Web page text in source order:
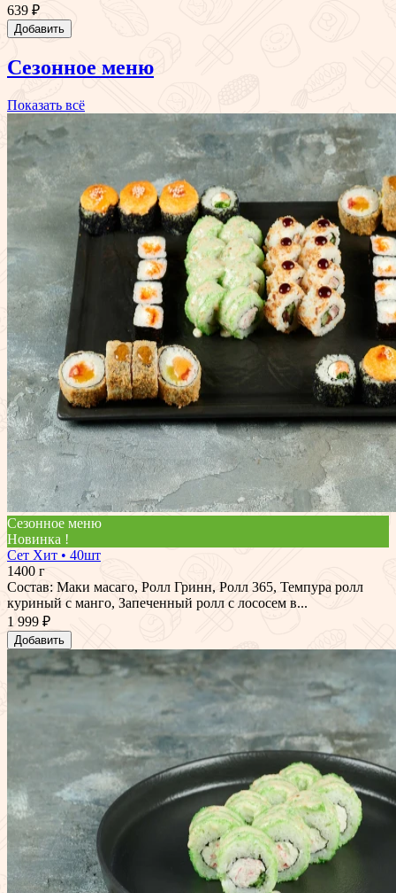
639 ₽
Добавить
Сезонное меню
Показать всё
Сезонное меню
Новинка !
Сет Хит • 40шт
1400 г
Состав: Маки масаго, Ролл Гринн, Ролл 365, Темпура ролл
куриный с манго, Запеченный ролл с лососем в...
1 999 ₽
Добавить